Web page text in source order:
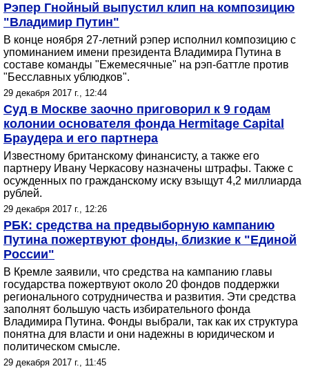
Рэпер Гнойный выпустил клип на композицию
"Владимир Путин"
В конце ноября 27-летний рэпер исполнил композицию с
упоминанием имени президента Владимира Путина в
составе команды "Ежемесячные" на рэп-баттле против
"Бесславных ублюдков".
29 декабря 2017 г., 12:44
Суд в Москве заочно приговорил к 9 годам
колонии основателя фонда Hermitage Capital
Браудера и его партнера
Известному британскому финансисту, а также его
партнеру Ивану Черкасову назначены штрафы. Также с
осужденных по гражданскому иску взыщут 4,2 миллиарда
рублей.
29 декабря 2017 г., 12:26
РБК: средства на предвыборную кампанию
Путина пожертвуют фонды, близкие к "Единой
России"
В Кремле заявили, что средства на кампанию главы
государства пожертвуют около 20 фондов поддержки
регионального сотрудничества и развития. Эти средства
заполнят большую часть избирательного фонда
Владимира Путина. Фонды выбрали, так как их структура
понятна для власти и они надежны в юридическом и
политическом смысле.
29 декабря 2017 г., 11:45